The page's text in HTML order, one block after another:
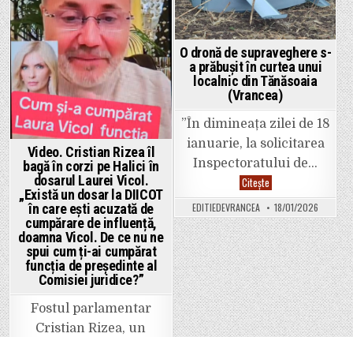
într-
un
incendiu
produs
la
subsolul
unui
bloc.
in
Video. Cristian Rizea îl
bagă în corzi pe Halici în
dosarul Laurei Vicol.
„Există un dosar la DIICOT
în care ești acuzată de
cumpărare de influență,
doamna Vicol. De ce nu ne
spui cum ți-ai cumpărat
funcția de președinte al
Comisiei juridice?”
Fostul parlamentar
Cristian Rizea, un
in
O dronă de supraveghere s-
a prăbușit în curtea unui
localnic din Tănăsoaia
(Vrancea)
”În dimineața zilei de 18
ianuarie, la solicitarea
Inspectoratului de…
CiteșteO
dronă
de
supraveghere
s-
a
prăbușit
în
curtea
unui
localnic
din
Tănăsoaia
(Vrancea)
EDITIEDEVRANCEA 18/01/2026